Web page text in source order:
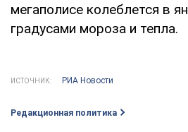
мегаполисе колеблется в
градусами мороза и тепла.
ИСТОЧНИК: РИА Новости
Редакционная политика